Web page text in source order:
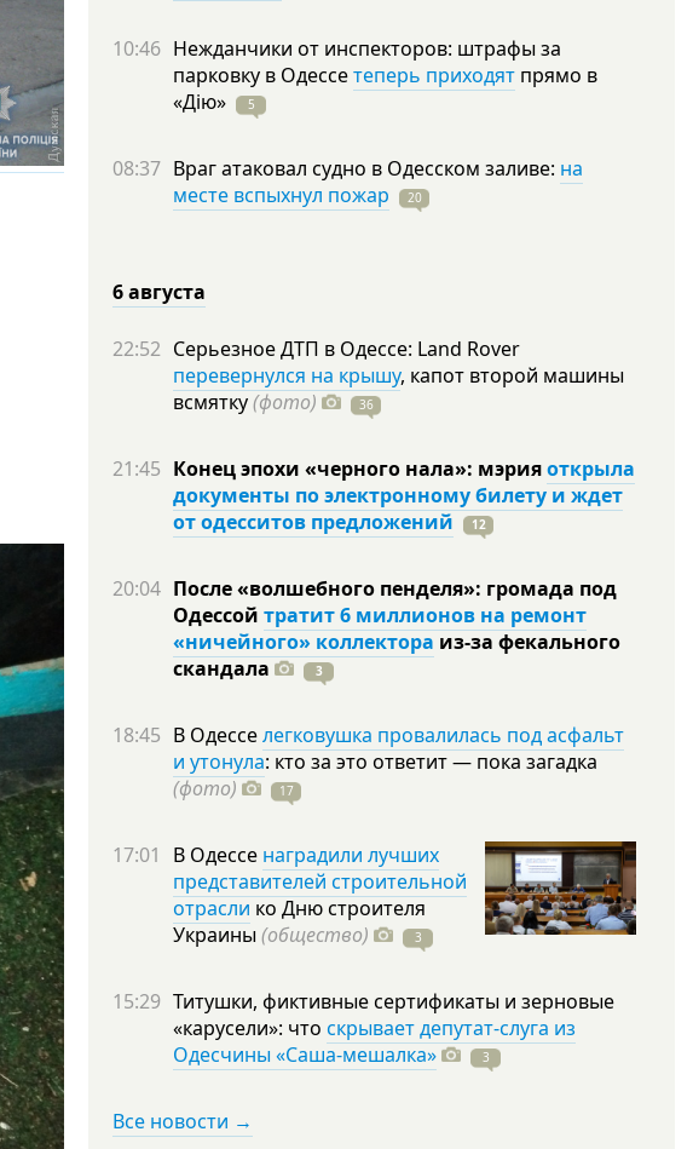
10:46 Нежданчики от инспекторов: штрафы за
парковку в Одессетеперь приходят прямо в
«Дію»
5
08:37 Враг атаковал судно в Одесском заливе: на
месте вспыхнул пожар
20
6 августа
22:52 Серьезное ДТП в Одессе: Land Rover
перевернулся на крышу, капот второй машины
всмятку(фото) 36
21:45 Конец эпохи «черного нала»: мэрияоткрыла
документы по электронному билету и ждет
от одесситов предложений
12
20:04 После «волшебного пенделя»: громада под
Одессой тратит 6 миллионов на ремонт
«ничейного» коллектора из-за фекального
скандала
3
18:45 В Одесселегковушка провалилась под асфальт
и утонула: кто за это ответит — пока загадка
(фото)
17
17:01 В Одессе наградили лучших
представителей строительной
отрасли ко Дню строителя
Украины (общество) 3
15:29 Титушки, фиктивные сертификаты и зерновые
«карусели»: что скрывает депутат-слуга из
Одесчины «Саша-мешалка»
3
Все новости →